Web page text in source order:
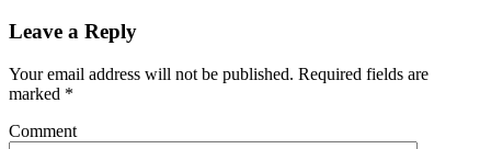
Leave a Reply
Your email address will not be published. Required fields are
marked *
Comment